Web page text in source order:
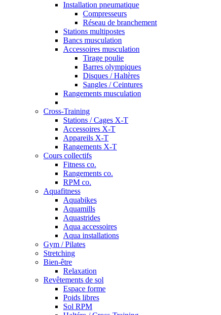
Installation pneumatique
Compresseurs
Réseau de branchement
Stations multipostes
Bancs musculation
Accessoires musculation
Tirage poulie
Barres olympiques
Disques / Haltères
Sangles / Ceintures
Rangements musculation
Cross-Training
Stations / Cages X-T
Accessoires X-T
Appareils X-T
Rangements X-T
Cours collectifs
Fitness co.
Rangements co.
RPM co.
Aquafitness
Aquabikes
Aquamills
Aquastrides
Aqua accessoires
Aqua installations
Gym / Pilates
Stretching
Bien-être
Relaxation
Revêtements de sol
Espace forme
Poids libres
Sol RPM